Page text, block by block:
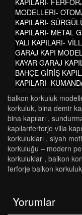
KAPILARI-
MODELLERI-
KAPILARI-
KAPILARI- METAL
YALI KAPILARI-
GARAJ KAPI
KAYAR GARAJ
BAHÇE GİRİŞ
KAPILARI-
balkon korkuluk
korkuluk, bi̇na demi̇r
bi̇na kapilari ,
kapilariferforje vi̇lla
korkulukları , siyah
korkuluğu – modern
korkuluklar , balkon
ferforje balkon korkuluk
Yorumlar